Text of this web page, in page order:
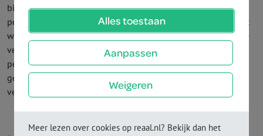
Alles toestaan
Aanpassen
Weigeren
Meer lezen over cookies op reaal.nl? Bekijk dan het
bijvoorbeeld het Verbond van Verzekeraars, stelt het
percentage van deze rente vast. In de voor­waarden staat wat
we met het rente­percentage doen om de winstdeling voor je
verzekering te berekenen. Levert de instantie geen
percentages meer voor de rente van je verzekering? Dan
gebruiken wij een andere rente die hiermee het beste te
vergelijken is.